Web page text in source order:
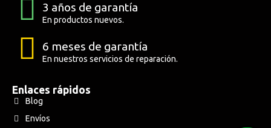
3 años de garantía
En productos nuevos.
6 meses de garantía
En nuestros servicios de reparación.
Enlaces rápidos
Blog
Envíos